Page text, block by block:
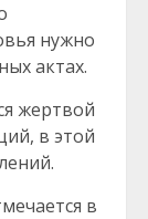
нужно
актах.
жертвой
в этой
в